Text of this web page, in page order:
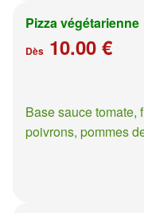
Pizza végétarienne
Dès 10.00 €
Base sauce tomate,
poivrons, pommes